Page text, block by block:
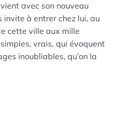
avec son nouveau
invite à entrer chez lui, au
cette ville aux mille
vrais, qui évoquent
inoubliables, qu’on la